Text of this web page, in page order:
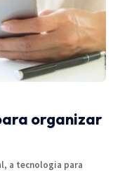
organizar
a tecnologia para